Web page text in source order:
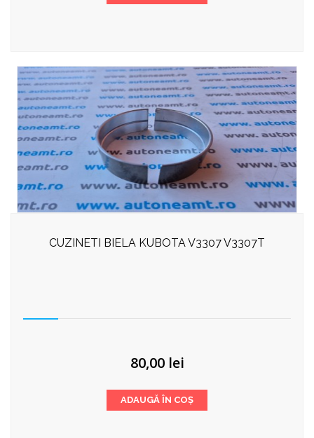
CUZINETI BIELA KUBOTA V3307 V3307T
80,00 lei
ADAUGĂ ÎN COȘ